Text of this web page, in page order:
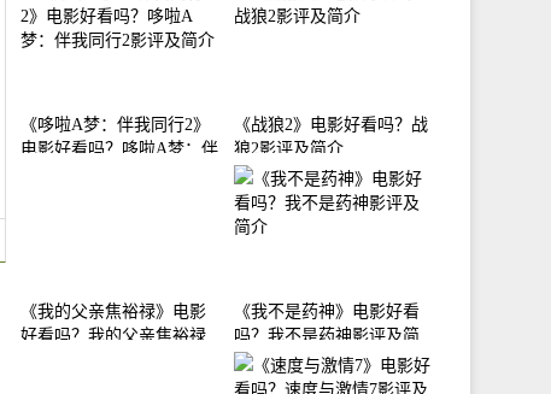
《哆啦A梦：伴我同行2》
电影好看吗？哆啦A梦：伴
《战狼2》电影好看吗？战
狼2影评及简介
《我的父亲焦裕禄》电影
好看吗？我的父亲焦裕禄
《我不是药神》电影好看
吗？我不是药神影评及简
介